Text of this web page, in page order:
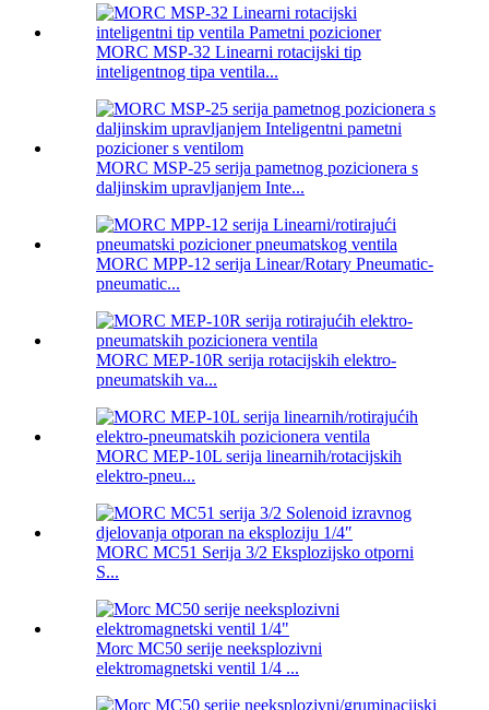
MORC MSP-32 Linearni rotacijski tip
inteligentnog tipa ventila...
MORC MSP-25 serija pametnog pozicionera s
daljinskim upravljanjem Inte...
MORC MPP-12 serija Linear/Rotary Pneumatic-
pneumatic...
MORC MEP-10R serija rotacijskih elektro-
pneumatskih va...
MORC MEP-10L serija linearnih/rotacijskih
elektro-pneu...
MORC MC51 Serija 3/2 Eksplozijsko otporni
S...
Morc MC50 serije neeksplozivni
elektromagnetski ventil 1/4 ...